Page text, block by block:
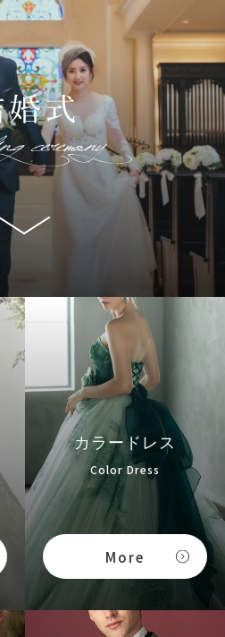
カラードレス
Color Dress
More